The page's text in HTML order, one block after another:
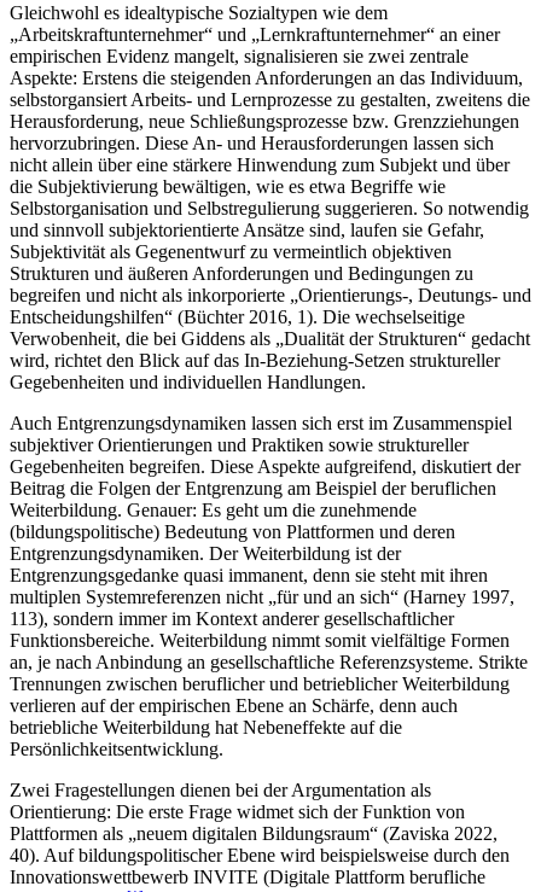
Gleichwohl es idealtypische Sozialtypen wie dem
„Arbeitskraftunternehmer“ und „Lernkraftunternehmer“ an einer
empirischen Evidenz mangelt, signalisieren sie zwei zentrale
Aspekte: Erstens die steigenden Anforderungen an das Individuum,
selbstorgansiert Arbeits- und Lernprozesse zu gestalten, zweitens die
Herausforderung, neue Schließungsprozesse bzw. Grenzziehungen
hervorzubringen. Diese An- und Herausforderungen lassen sich
nicht allein über eine stärkere Hinwendung zum Subjekt und über
die Subjektivierung bewältigen, wie es etwa Begriffe wie
Selbstorganisation und Selbstregulierung suggerieren. So notwendig
und sinnvoll subjektorientierte Ansätze sind, laufen sie Gefahr,
Subjektivität als Gegenentwurf zu vermeintlich objektiven
Strukturen und äußeren Anforderungen und Bedingungen zu
begreifen und nicht als inkorporierte „Orientierungs-, Deutungs- und
Entscheidungshilfen“ (Büchter 2016, 1). Die wechselseitige
Verwobenheit, die bei Giddens als „Dualität der Strukturen“ gedacht
wird, richtet den Blick auf das In-Beziehung-Setzen struktureller
Gegebenheiten und individuellen Handlungen.
Auch Entgrenzungsdynamiken lassen sich erst im Zusammenspiel
subjektiver Orientierungen und Praktiken sowie struktureller
Gegebenheiten begreifen. Diese Aspekte aufgreifend, diskutiert der
Beitrag die Folgen der Entgrenzung am Beispiel der beruflichen
Weiterbildung. Genauer: Es geht um die zunehmende
(bildungspolitische) Bedeutung von Plattformen und deren
Entgrenzungsdynamiken. Der Weiterbildung ist der
Entgrenzungsgedanke quasi immanent, denn sie steht mit ihren
multiplen Systemreferenzen nicht „für und an sich“ (Harney 1997,
113), sondern immer im Kontext anderer gesellschaftlicher
Funktionsbereiche. Weiterbildung nimmt somit vielfältige Formen
an, je nach Anbindung an gesellschaftliche Referenzsysteme. Strikte
Trennungen zwischen beruflicher und betrieblicher Weiterbildung
verlieren auf der empirischen Ebene an Schärfe, denn auch
betriebliche Weiterbildung hat Nebeneffekte auf die
Persönlichkeitsentwicklung.
Zwei Fragestellungen dienen bei der Argumentation als
Orientierung: Die erste Frage widmet sich der Funktion von
Plattformen als „neuem digitalen Bildungsraum“ (Zaviska 2022,
40). Auf bildungspolitischer Ebene wird beispielsweise durch den
Innovationswettbewerb INVITE (Digitale Plattform berufliche